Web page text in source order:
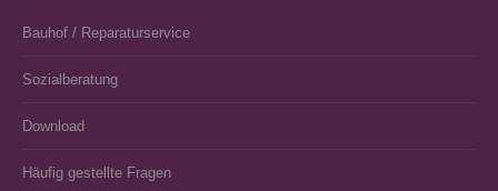
Bauhof / Reparaturservice
Sozialberatung
Download
Häufig gestellte Fragen